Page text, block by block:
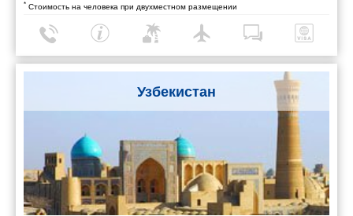
* Стоимость на человека при двухместном размещении
Узбекистан